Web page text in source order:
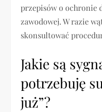
przepisów o ochronie
zawodowej. W razie
skonsultować
Jakie są
potrzebuję
już”?